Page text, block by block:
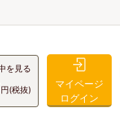
を見る
円(税抜)
マイページ
ログイン